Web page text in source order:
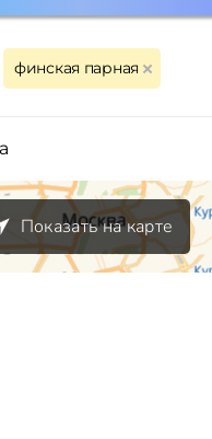
финская парная
Показать на карте